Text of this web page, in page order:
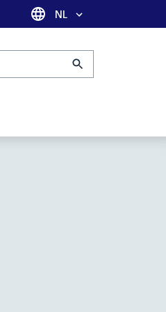
Taal selectie
NL